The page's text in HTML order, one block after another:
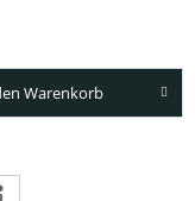
Warenkorb